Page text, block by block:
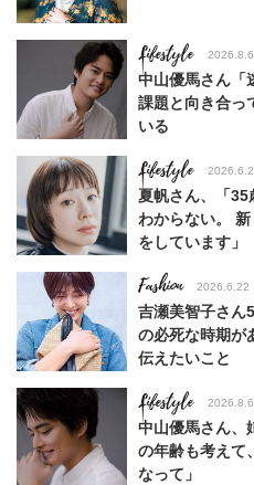
Lifestyle 2026.8.6
中山優馬さん「
課題と向き合っ
いる
Lifestyle
夏帆さん、「35
わからない。
をしています」
Fashion 2026.6.22
吉瀬美智子さん
の必死な時期が
伝えたいこと
Lifestyle 2026.8.6
中山優馬さん、
の年齢も考えて
なって」